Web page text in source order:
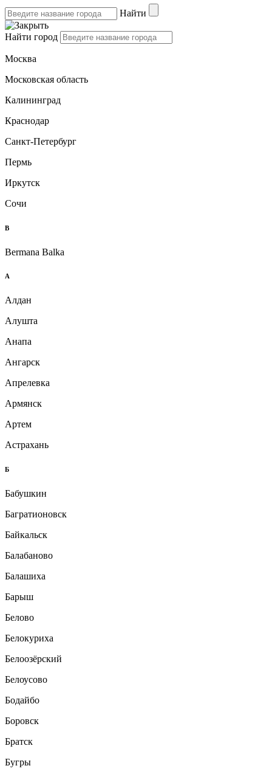
Найти
Найти город
Москва
Московская область
Калининград
Краснодар
Санкт-Петербург
Пермь
Иркутск
Сочи
B
Bermana Balka
А
Алдан
Алушта
Анапа
Ангарск
Апрелевка
Армянск
Артем
Астрахань
Б
Бабушкин
Багратионовск
Байкальск
Балабаново
Балашиха
Барыш
Белово
Белокуриха
Белоозёрский
Белоусово
Бодайбо
Боровск
Братск
Бугры